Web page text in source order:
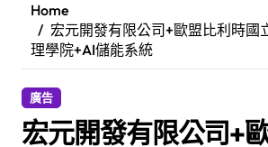
Home
宏元開發有限公司+歐盟比利時國
理學院+AI儲能系統
廣告
宏元開發有限公司+